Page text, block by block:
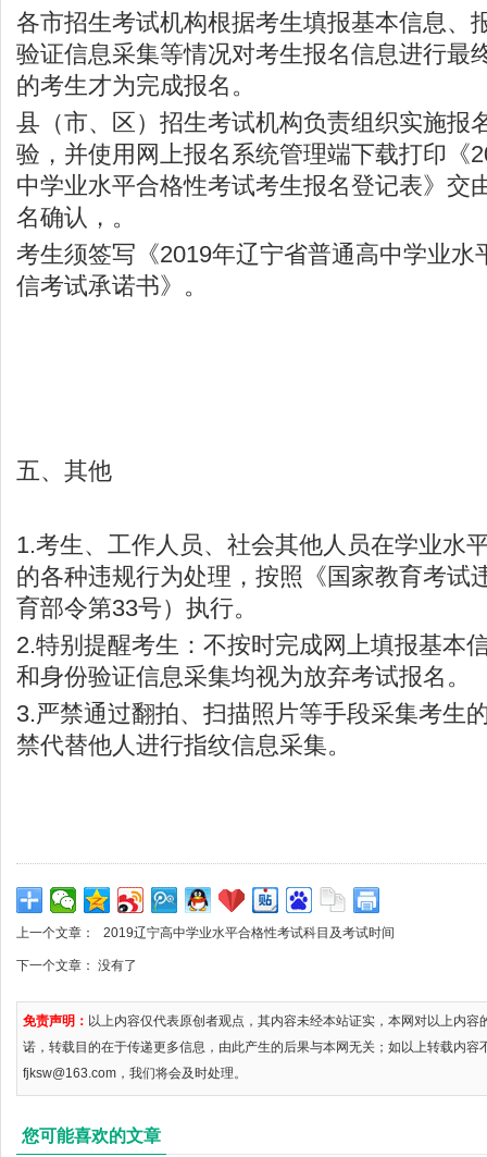
各市招生考试机构根据考生填报基本信息、
验证信息采集等情况对考生报名信息进行最
的考生才为完成报名。
县（市、区）招生考试机构负责组织实施报
验，并使用网上报名系统管理端下载打印《
中学业水平合格性考试考生报名登记表》交
名确认，。
考生须签写《2019年辽宁省普通高中学业水
信考试承诺书》。
五、其他
1.考生、工作人员、社会其他人员在学业水
的各种违规行为处理，按照《国家教育考试
育部令第33号）执行。
2.特别提醒考生：不按时完成网上填报基本
和身份验证信息采集均视为放弃考试报名。
3.严禁通过翻拍、扫描照片等手段采集考生
禁代替他人进行指纹信息采集。
上一个文章： 2019辽宁高中学业水平合格性考试科目及考试时间
下一个文章： 没有了
免责声明： 以上内容仅代表原创者观点，其内容未经本站证实，本网对以上内
诺，转载目的在于传递更多信息，由此产生的后果与本网无关；如以上转载内容
fjksw@163.com，我们将会及时处理。
您可能喜欢的文章